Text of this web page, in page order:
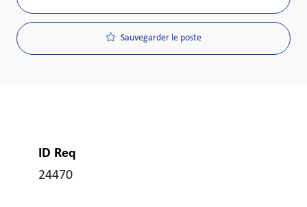
Sauvegarder le poste
ID Req
24470